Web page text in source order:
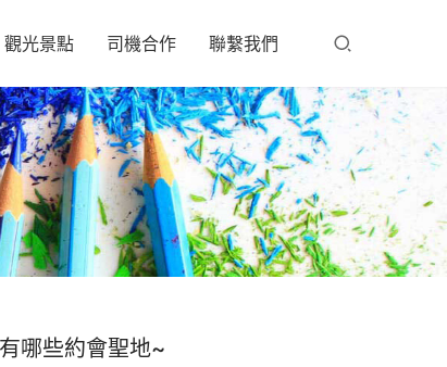
觀光景點 司機合作 聯繫我們
哪些約會聖地~